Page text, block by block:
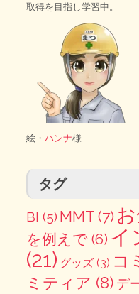
取得を目指し学習中。
絵・ ハンナ様
タグ
BI (5) MMT(7)
を例えで(6) イ
(21) グッズ(3) コ
ミティア (8) デ